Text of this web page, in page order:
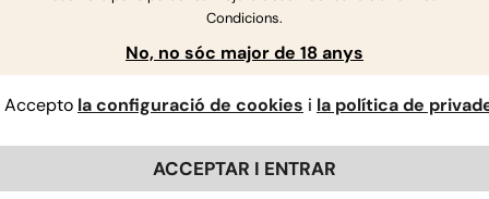
Condicions.
No, no sóc major de 18 anys
Accepto la configuració de cookies i la política de
ACCEPTAR I ENTRAR